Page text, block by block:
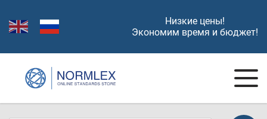
Низкие цены!
Экономим время и бюджет!